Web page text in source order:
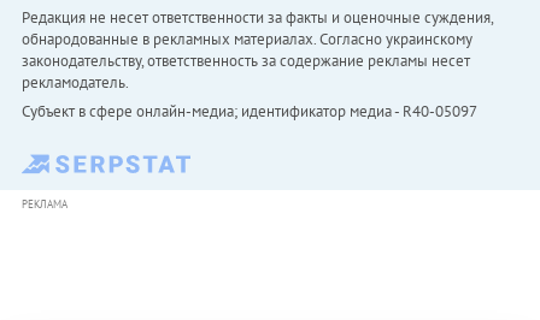
Редакция не несет ответственности за факты и оценочные суждения,
обнародованные в рекламных материалах. Согласно украинскому
законодательству, ответственность за содержание рекламы несет
рекламодатель.
Субъект в сфере онлайн-медиа; идентификатор медиа - R40-05097
РЕКЛАМА